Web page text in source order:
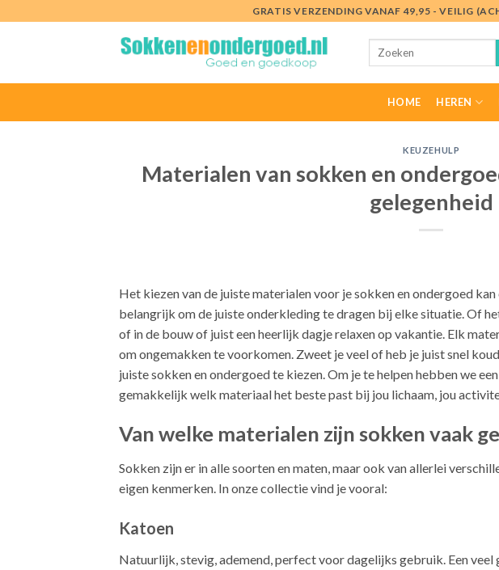
GRATIS VERZENDING VANAF 49,95 - VEILIG
Zoeken
HOME HEREN
KEUZEHULP
Materialen van sokken en
gelegenheid
Het kiezen van de juiste materialen voor je sokken en ondergoed
belangrijk om de juiste onderkleding te dragen bij elke situatie. Of
of in de bouw of juist een heerlijk dagje relaxen op vakantie. Elk
om ongemakken te voorkomen. Zweet je veel of heb je juist snel
juiste sokken en ondergoed te kiezen. Om je te helpen hebben we
gemakkelijk welk materiaal het beste past bij jou lichaam, jou
Van welke materialen zijn sokken vaak
Sokken zijn er in alle soorten en maten, maar ook van allerlei
eigen kenmerken. In onze collectie vind je vooral:
Katoen
Natuurlijk, stevig, ademend, perfect voor dagelijks gebruik. Een